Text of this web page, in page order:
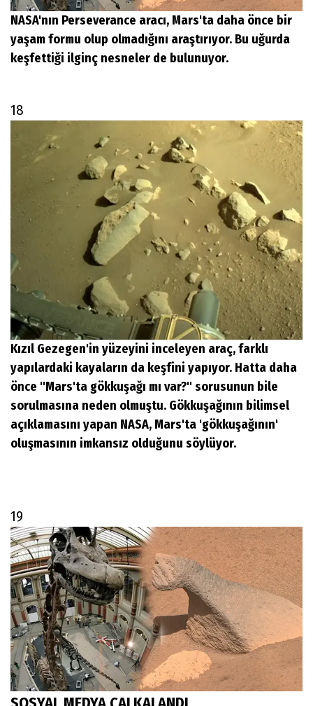
NASA'nın Perseverance aracı, Mars'ta daha önce bir
yaşam formu olup olmadığını araştırıyor. Bu uğurda
keşfettiği ilginç nesneler de bulunuyor.
18
Kızıl Gezegen'in yüzeyini inceleyen araç, farklı
yapılardaki kayaların da keşfini yapıyor. Hatta daha
önce "Mars'ta gökkuşağı mı var?" sorusunun bile
sorulmasına neden olmuştu. Gökkuşağının bilimsel
açıklamasını yapan NASA, Mars'ta 'gökkuşağının'
oluşmasının imkansız olduğunu söylüyor.
19